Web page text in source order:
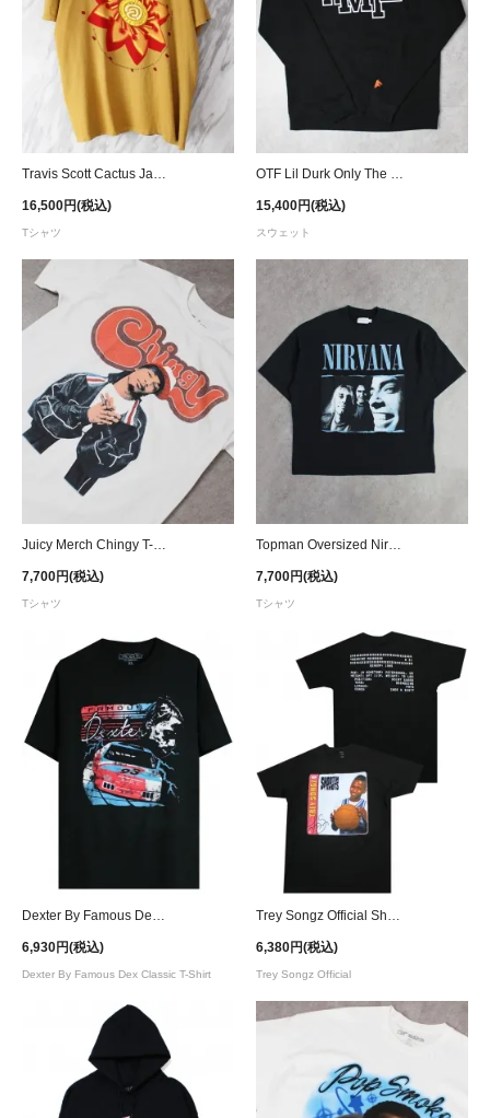
16,500円(税込)
Tシャツ
15,400円(税込)
スウェット
7,700円(税込)
Tシャツ
7,700円(税込)
Tシャツ
6,930円(税込)
Dexter By Famous Dex Classic T-Shirt
6,380円(税込)
Trey Songz Official